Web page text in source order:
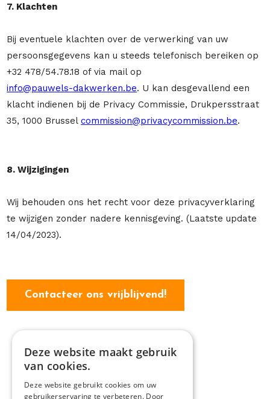
7. Klachten
Bij eventuele klachten over de verwerking van uw
persoonsgegevens kan u steeds telefonisch bereiken op
+32 478/54.78.18 of via mail op
info@pauwels-dakwerken.be. U kan desgevallend een
klacht indienen bij de Privacy Commissie, Drukpersstraat
35, 1000 Brusselcommission@privacycommission.be.
8. Wijzigingen
Wij behouden ons het recht voor deze privacyverklaring
te wijzigen zonder nadere kennisgeving. (Laatste update
14/04/2023).
Contacteer ons vrijblijvend!
Deze website maakt gebruik
van cookies.
Deze website gebruikt cookies om uw
gebruikerservaring te verbeteren. Door